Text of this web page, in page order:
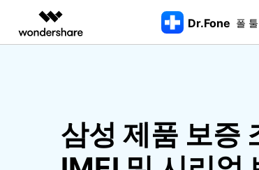
쉽고 재미있는 영상 편집
UniConverter
올인원 미디어 툴박스
순서도 프로
마인드맵
파트너
Dr.Fone 폴
Dr.Fone Basic
Dr.Fone Win버전
모든 핸드폰 문제를 해결하는 올인원
더 스마트한 모바일 솔루션을 위한 하나의 허브
아이폰 잠금 해제용
다운로드 센터
삼성 제품 보증